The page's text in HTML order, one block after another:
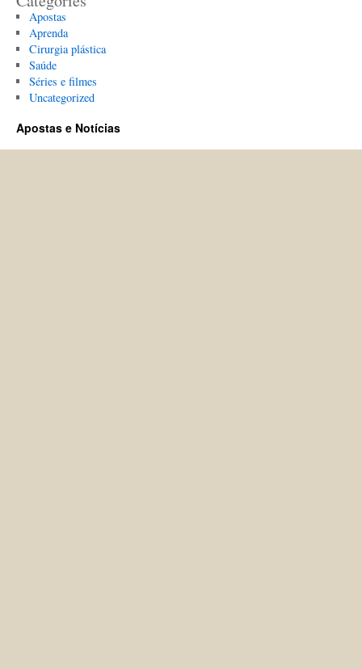
Apostas
Aprenda
Cirurgia plástica
Saúde
Séries e filmes
Uncategorized
Apostas e Notícias